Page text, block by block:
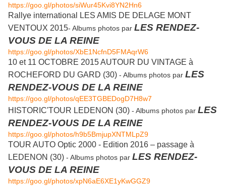
https://goo.gl/photos/siWur45Kvi8YN2Hn6
Rallye international LES AMIS DE DELAGE MONT
VENTOUX 2015- Albums photos par LES RENDEZ-
VOUS DE LA REINE
https://goo.gl/photos/XbE1NcfnD5FMAqrW6
10 et 11 OCTOBRE 2015 AUTOUR DU VINTAGE à
ROCHEFORD DU GARD (30) - Albums photos par LES
RENDEZ-VOUS DE LA REINE
https://goo.gl/photos/qEE3TGBEDogD7H8w7
HISTORIC'TOUR LEDENON (30) - Albums photos par LES
RENDEZ-VOUS DE LA REINE
https://goo.gl/photos/h9b5BmjupXNTMLpZ9
TOUR AUTO Optic 2000 - Edition 2016 – passage à
LEDENON (30) - Albums photos par LES RENDEZ-
VOUS DE LA REINE
https://goo.gl/photos/xpN6aE6XE1yKwGGZ9